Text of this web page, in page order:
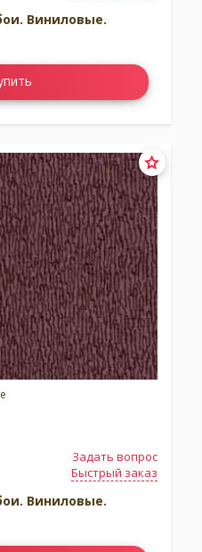
Виниловые.
Задать вопрос
Быстрый заказ
Виниловые.